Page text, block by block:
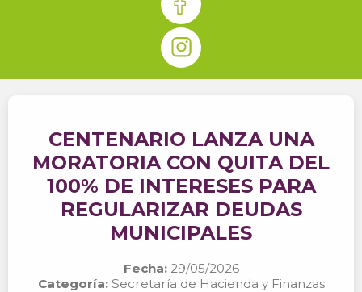
CENTENARIO LANZA UNA
MORATORIA CON QUITA DEL
100% DE INTERESES PARA
REGULARIZAR DEUDAS
MUNICIPALES
Fecha:29/05/2026
Categoría:Secretaría de Hacienda y Finanzas